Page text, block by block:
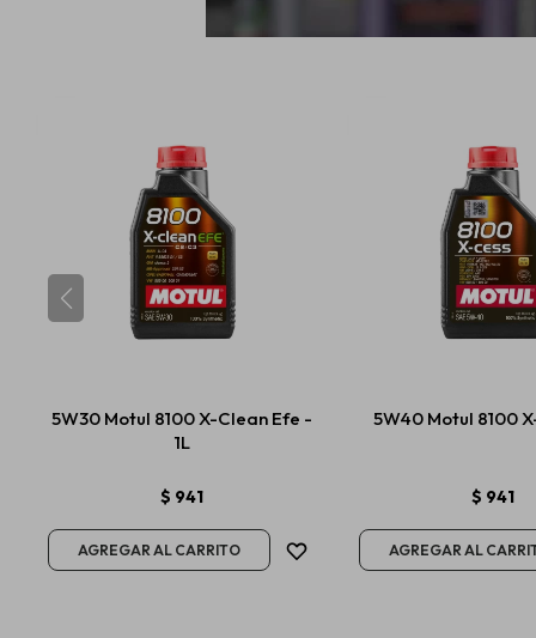
5W30 Motul 8100 X-Clean Efe -
1L
$ 941
5W40 Motul 8100
$ 941